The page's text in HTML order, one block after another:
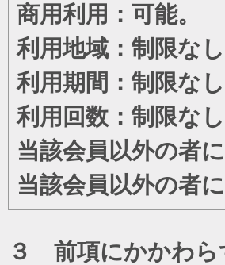
商用利用：可能。
利用地域：制限なし
利用期間：制限なし
利用回数：制限なし
当該会員以外の者
当該会員以外の者
３ 前項にかかわら